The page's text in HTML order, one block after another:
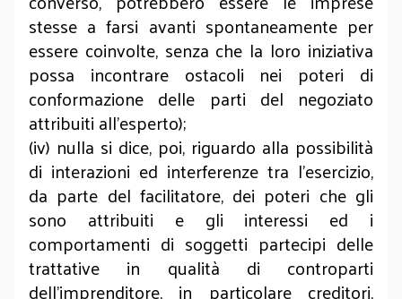
stesse a farsi avanti spontaneamente per
essere coinvolte, senza che la loro iniziativa
possa incontrare ostacoli nei poteri di
conformazione delle parti del negoziato
attribuiti all’esperto);
(iv) nulla si dice, poi, riguardo alla possibilità
di interazioni ed interferenze tra l’esercizio,
da parte del facilitatore, dei poteri che gli
sono attribuiti e gli interessi ed i
comportamenti di soggetti partecipi delle
trattative in qualità di controparti
dell’imprenditore, in particolare creditori,